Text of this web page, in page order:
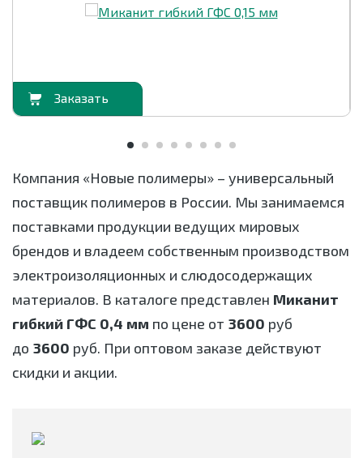
Компания «Новые полимеры» – универсальный
поставщик полимеров в России. Мы занимаемся
поставками продукции ведущих мировых
брендов и владеем собственным производством
электроизоляционных и слюдосодержащих
материалов. В каталоге представлен Миканит
гибкий ГФС 0,4 мм по цене от 3600 руб
до 3600 руб. При оптовом заказе действуют
скидки и акции.